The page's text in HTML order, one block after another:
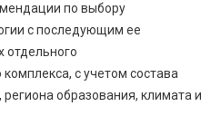
по выбору
с последующим ее
отдельного
с учетом состава
образования, климата и